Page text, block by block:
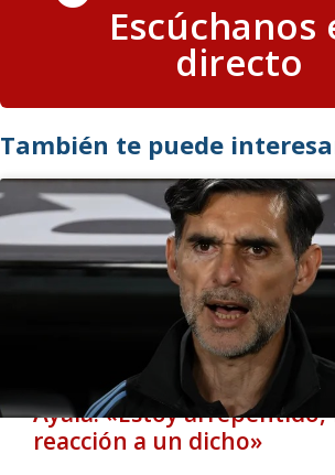
Escúchanos
directo
También te puede
Ayala: «Estoy
reacción a un dicho»